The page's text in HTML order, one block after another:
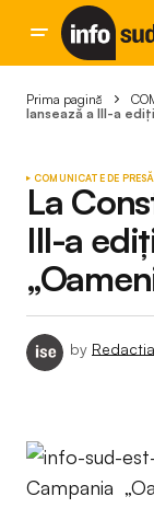
Prima pagină
lansează a III-a
COMUNICATE DE PRESĂ
La
III-a
by
Campania